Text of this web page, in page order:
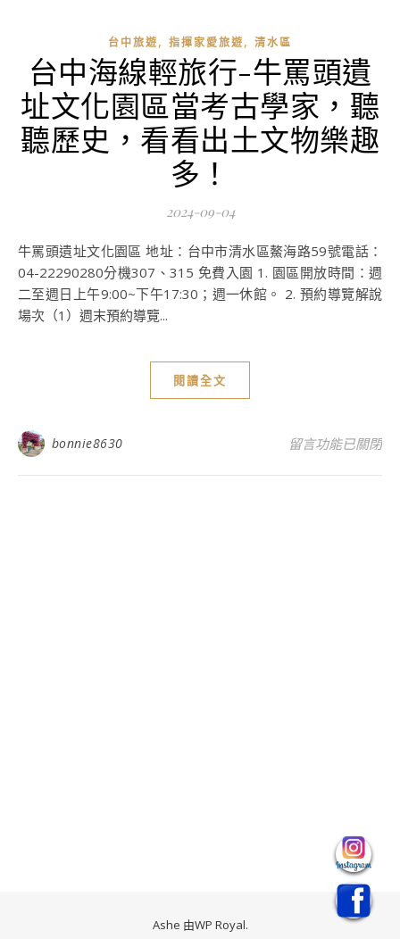
台中旅遊, 指揮家愛旅遊, 清水區
台中海線輕旅行-牛罵頭遺
址文化園區當考古學家，聽
聽歷史，看看出土文物樂趣
多！
2024-09-04
牛罵頭遺址文化園區 地址：台中市清水區鰲海路59號電話：
04-22290280分機307、315 免費入園 1. 園區開放時間：週
二至週日上午9:00~下午17:30；週一休館。 2. 預約導覽解說
場次（1）週末預約導覽...
閱讀全文
bonnie8630 在〈台中海線輕
留言功能已關閉
Ashe 由WP Royal.